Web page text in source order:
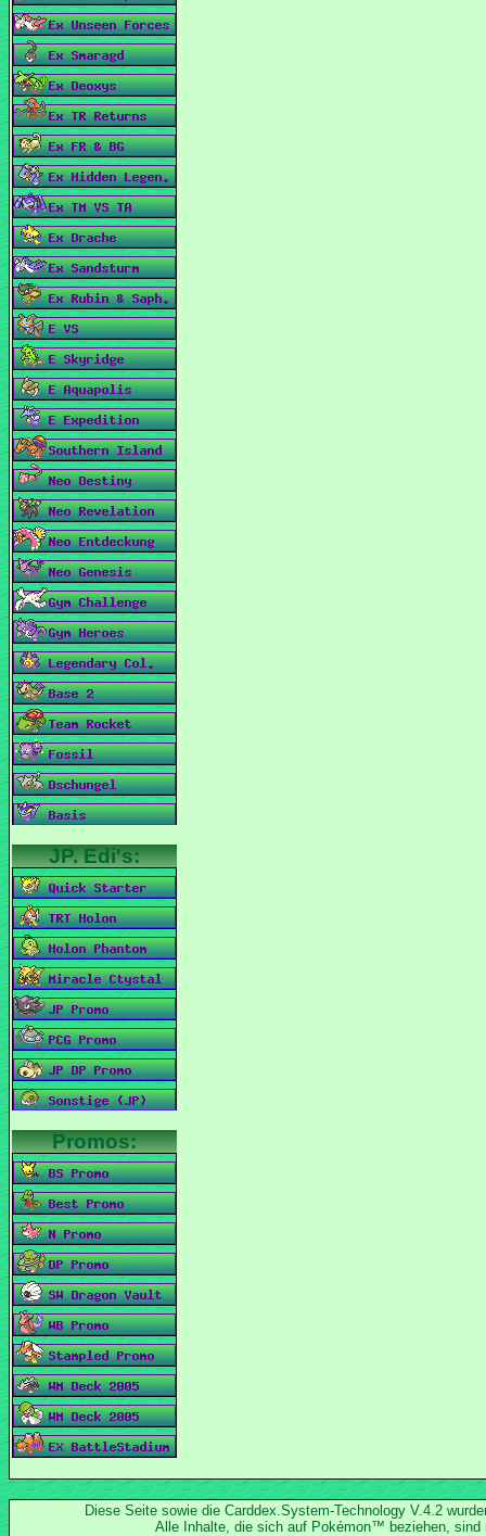
Diese Seite sowie die Carddex.System-Technology V.4.2
Alle Inhalte, die sich auf Pokémon™ beziehen, sind